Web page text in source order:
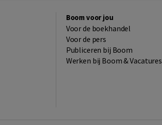
Boom voor jou
Voor de boekhandel
Voor de pers
Publiceren bij Boom
Werken bij Boom & Vacatures